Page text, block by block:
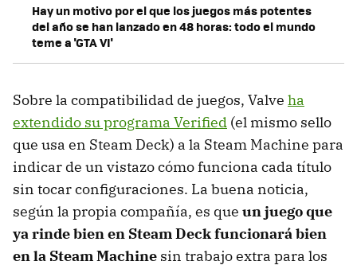
Hay un motivo por el que los juegos más potentes
del año se han lanzado en 48 horas: todo el mundo
teme a 'GTA VI'
Sobre la compatibilidad de juegos, Valve ha
extendido su programa Verified (el mismo sello
que usa en Steam Deck) a la Steam Machine para
indicar de un vistazo cómo funciona cada título
sin tocar configuraciones. La buena noticia,
según la propia compañía, es que un juego que
ya rinde bien en Steam Deck funcionará bien
en la Steam Machine sin trabajo extra para los